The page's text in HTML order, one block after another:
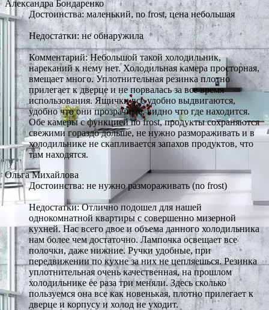
Александра Бондаренко
Достоинства: маленький, no frost, цена небольшая
Недостатки: не обнаружила
Комментарий: Небольшой такой холодильник,
нареканий к нему нет. Холодильная камера просторная,
вмещает много. Уплотнительная резинка плотно
прилегает к дверце и не порвалась за все время
использования. Ящички все удобно выдвигаются,
удобно что они прозрачные, видно что где находится.
Обе камеры с функцией no frost, продукты сохраняются
свежими гораздо дольше, не нужно размораживать и в
холодильнике не скапливается запахов продуктов, что
там находятся.
Ольга Михайлова
Достоинства: не нужно размораживать (no frost)
Недостатки: Отлично подошел для нашей
однокомнатной квартиры с совершенно мизерной
кухней. Нас всего двое и объема данного холодильника
нам более чем достаточно. Лампочка освещает все
полочки, даже нижние. Ручки удобные, при
передвижении по кухне за них не цепляешься. Резинка
уплотнительная очень качественная, на прошлом
холодильнике ее раза три меняли. Здесь сколько
пользуемся она все как новенькая, плотно прилегает к
дверце и корпусу и холод не уходит.